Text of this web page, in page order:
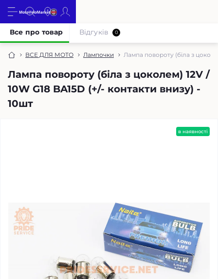
ВСЕ ДЛЯ МОТО Лампочки Лампа повороту (біла з
Лампа повороту (біла з цоколем) 12V /
10W G18 BA15D (+/- контакти внизу) -
10шт
Все про товар Відгуків 0
в наявності